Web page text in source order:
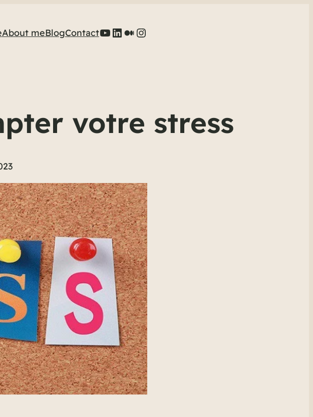
About meBlogContactYouTube
LinkedIn
Medium
Instagram
votre stress